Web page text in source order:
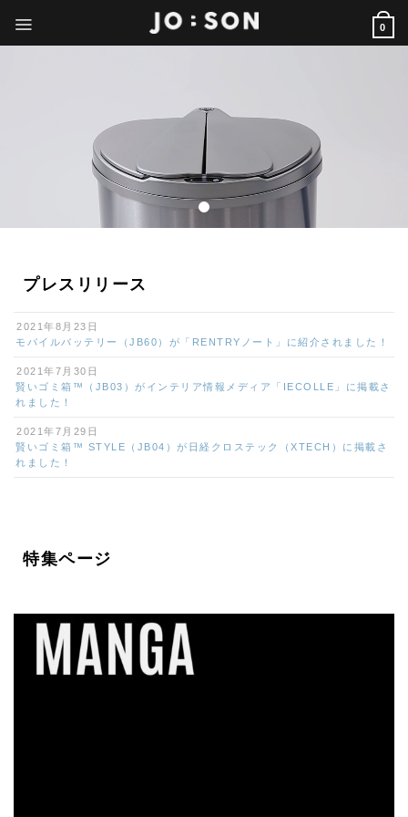
content
0
プレスリリース
2021年8月23日
モバイルバッテリー（JB60）が「RENTRYノート」に紹介されました！
2021年7月30日
賢いゴミ箱™（JB03）がインテリア情報メディア「IECOLLE」に掲載さ
れました！
2021年7月29日
賢いゴミ箱™ STYLE（JB04）が日経クロステック（XTECH）に掲載さ
れました！
特集ページ